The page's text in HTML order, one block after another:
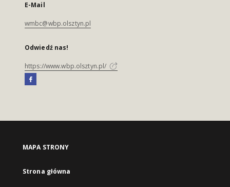
E-Mail
wmbc@wbp.olsztyn.pl
Odwiedź nas!
https://www.wbp.olsztyn.pl/
MAPA STRONY
Strona główna